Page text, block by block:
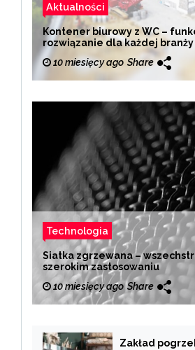
Aktualności
Kontener biurowy z WC –
rozwiązanie dla każdej branży
10 miesięcy ago Share
Technologia
Siatka zgrzewana –
szerokim zastosowaniu
10 miesięcy ago Share
Zakład